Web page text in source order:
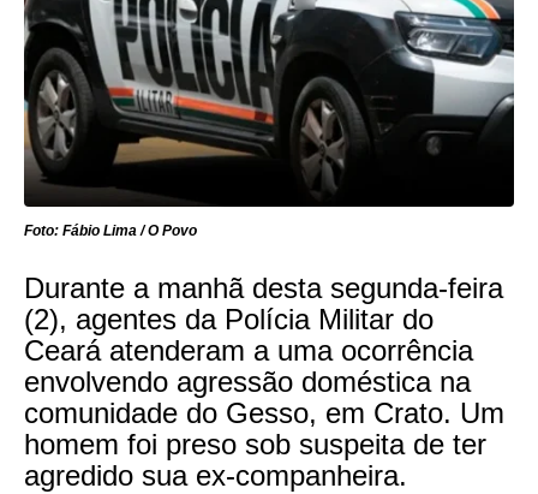
Foto: Fábio Lima / O Povo
Durante a manhã desta segunda-feira
(2), agentes da Polícia Militar do
Ceará atenderam a uma ocorrência
envolvendo agressão doméstica na
comunidade do Gesso, em Crato. Um
homem foi preso sob suspeita de ter
agredido sua ex-companheira.